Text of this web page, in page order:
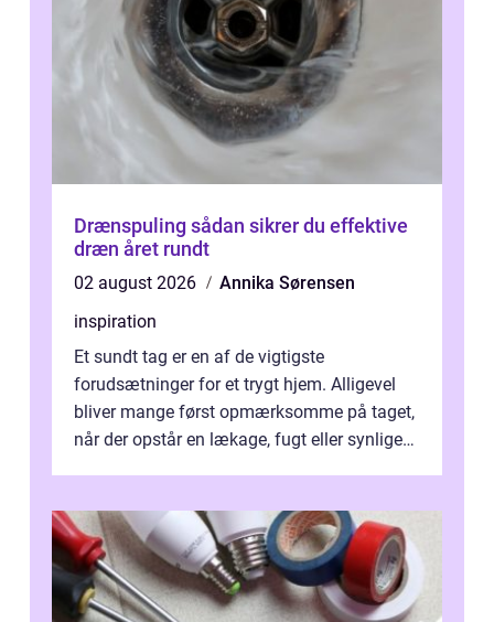
Drænspuling sådan sikrer du effektive
dræn året rundt
02 august 2026
Annika Sørensen
inspiration
Et sundt tag er en af de vigtigste
forudsætninger for et trygt hjem. Alligevel
bliver mange først opmærksomme på taget,
når der opstår en lækage, fugt eller synlige